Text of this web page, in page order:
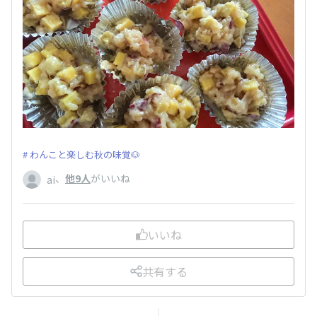
わんこと楽しむ秋の味覚🐶
ai、 他9人がいいね
いいね
共有する